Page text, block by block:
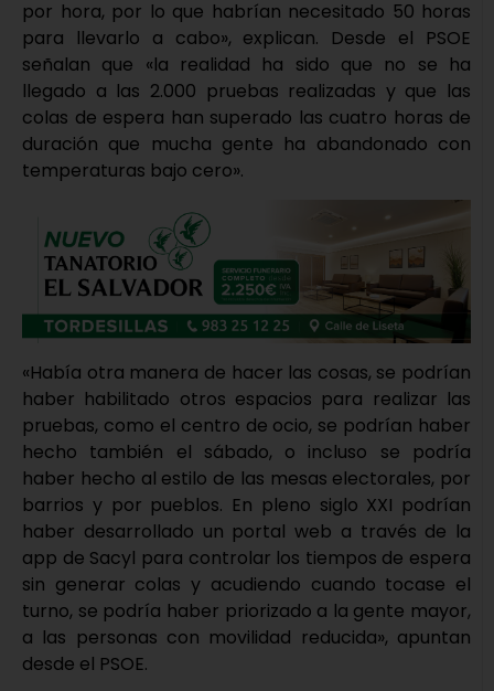
por hora, por lo que habrían necesitado 50 horas
para llevarlo a cabo», explican. Desde el PSOE
señalan que «la realidad ha sido que no se ha
llegado a las 2.000 pruebas realizadas y que las
colas de espera han superado las cuatro horas de
duración que mucha gente ha abandonado con
temperaturas bajo cero».
«Había otra manera de hacer las cosas, se podrían
haber habilitado otros espacios para realizar las
pruebas, como el centro de ocio, se podrían haber
hecho también el sábado, o incluso se podría
haber hecho al estilo de las mesas electorales, por
barrios y por pueblos. En pleno siglo XXI podrían
haber desarrollado un portal web a través de la
app de Sacyl para controlar los tiempos de espera
sin generar colas y acudiendo cuando tocase el
turno, se podría haber priorizado a la gente mayor,
a las personas con movilidad reducida», apuntan
desde el PSOE.